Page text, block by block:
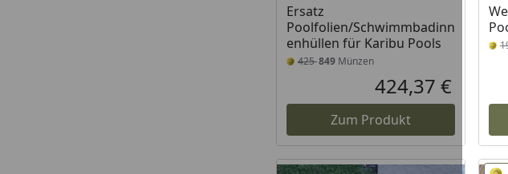
Ersatz
Poolfolien/Schwimmbadinn
enhüllen für Karibu Pools
425849 Münzen
Aktueller
424,37 €
Zum Produkt